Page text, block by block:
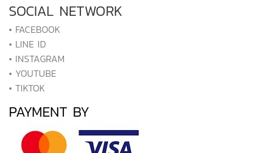
SOCIAL NETWORK
• FACEBOOK
• LINE ID
• INSTAGRAM
• YOUTUBE
• TIKTOK
PAYMENT BY